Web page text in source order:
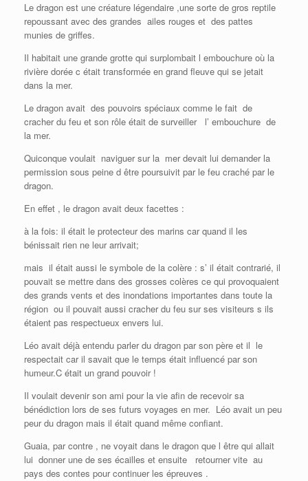
Le dragon est une créature légendaire ,une sorte de gros reptile
repoussant avec des grandes ailes rouges et des pattes
munies de griffes.
Il habitait une grande grotte qui surplombait l embouchure où la
rivière dorée c était transformée en grand fleuve qui se jetait
dans la mer.
Le dragon avait des pouvoirs spéciaux comme le fait de
cracher du feu et son rôle était de surveiller l’ embouchure de
la mer.
Quiconque voulait naviguer sur la mer devait lui demander la
permission sous peine d être poursuivit par le feu craché par le
dragon.
En effet , le dragon avait deux facettes :
à la fois: il était le protecteur des marins car quand il les
bénissait rien ne leur arrivait;
mais il était aussi le symbole de la colère : s’ il était contrarié, il
pouvait se mettre dans des grosses colères ce qui provoquaient
des grands vents et des inondations importantes dans toute la
région ou il pouvait aussi cracher du feu sur ses visiteurs s ils
étaient pas respectueux envers lui.
Léo avait déjà entendu parler du dragon par son père et il le
respectait car il savait que le temps était influencé par son
humeur.C était un grand pouvoir !
Il voulait devenir son ami pour la vie afin de recevoir sa
bénédiction lors de ses futurs voyages en mer. Léo avait un peu
peur du dragon mais il était quand même confiant.
Guaia, par contre , ne voyait dans le dragon que l être qui allait
lui donner une de ses écailles et ensuite retourner vite au
pays des contes pour continuer les épreuves .